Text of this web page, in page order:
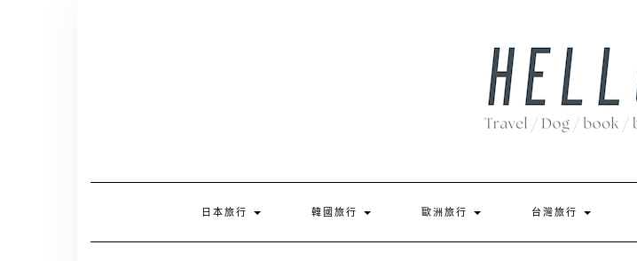
日本旅行 韓國旅行 歐洲旅行 台灣旅行